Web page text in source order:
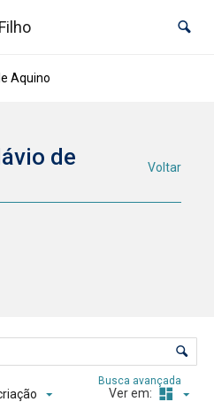
Aquino
de
Voltar
e visualização
Busca avançada
Ver em: